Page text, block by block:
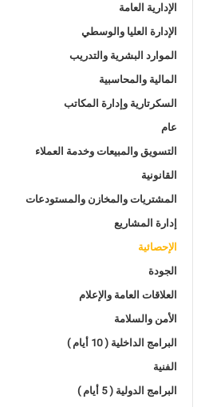
الإدارية العامة
الإدارة العليا والوسطي
الموارد البشرية والتدريب
المالية والمحاسبية
السكرتارية وإدارة المكاتب
عام
التسويق والمبيعات وخدمة العملاء
القانونية
المشتريات والمخازن والمستودعات
إدارة المشاريع
الإحصائية
الجودة
العلاقات العامة والإعلام
الأمن والسلامة
البرامج الداخلية ( 10 أيام )
الفنية
البرامج الدولية ( 5 أيام )